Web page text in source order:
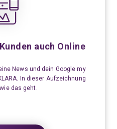
auch Online
News und dein Googlemy
In dieser Aufzeichnung
das geht.